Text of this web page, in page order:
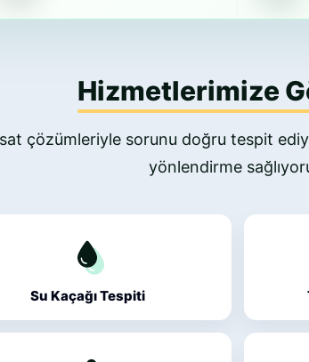
Hizmetlerimize
çözümleriyle sorunu doğru tespit
yönlendirme
Su Kaçağı Tespiti